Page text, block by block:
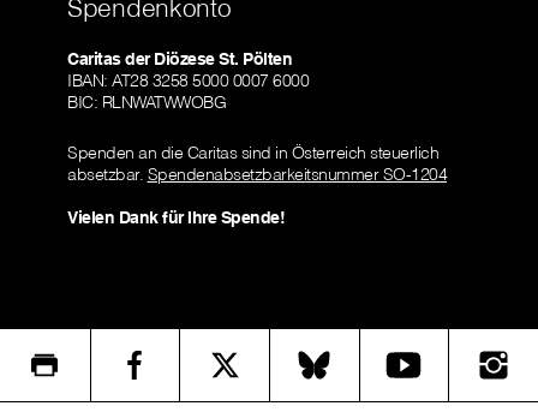
Spendenkonto
Caritas der Diözese St. Pölten
IBAN: AT28 3258 5000 0007 6000
BIC: RLNWATWWOBG
Spenden an die Caritas sind in Österreich steuerlich
absetzbar. Spendenabsetzbarkeitsnummer SO-1204
Vielen Dank für Ihre Spende!